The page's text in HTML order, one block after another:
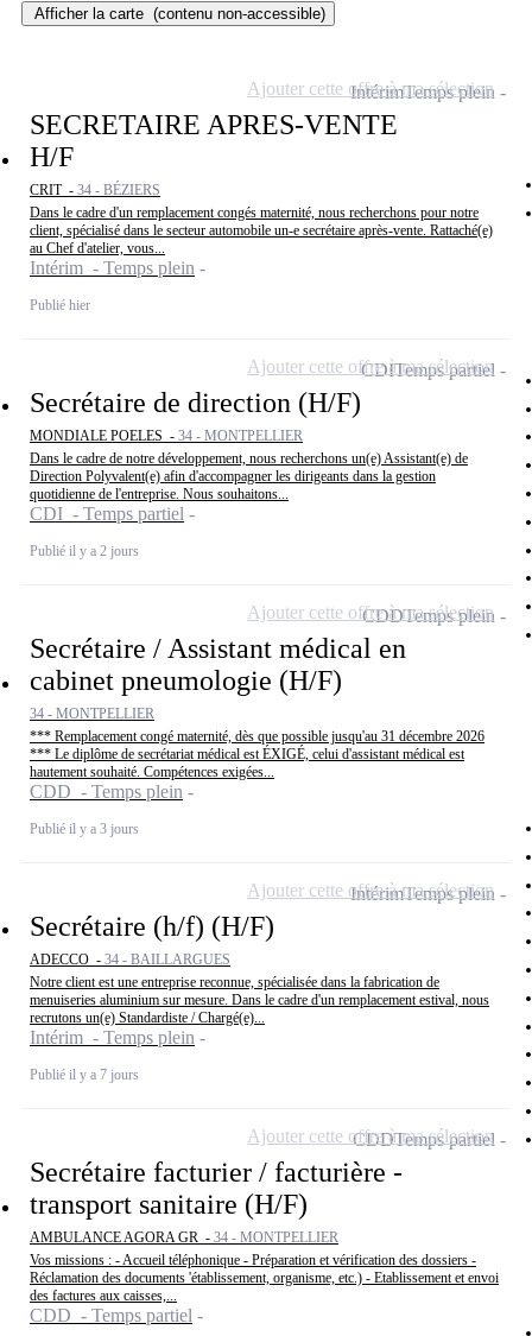
Afficher la carte (contenu non-accessible)
SECRETAIRE APRES-VENTE
H/F
CRIT - 34 - BÉZIERS
Dans le cadre d'un remplacement congés maternité, nous recherchons pour notre
client, spécialisé dans le secteur automobile un-e secrétaire après-vente. Rattaché(e)
au Chef d'atelier, vous...
Intérim - Temps plein
Publié hier
IntérimTemps plein
Ajouter cette offre à ma sélection
Secrétaire de direction (H/F)
MONDIALE POELES - 34 - MONTPELLIER
Dans le cadre de notre développement, nous recherchons un(e) Assistant(e) de
Direction Polyvalent(e) afin d'accompagner les dirigeants dans la gestion
quotidienne de l'entreprise. Nous souhaitons...
CDI - Temps partiel
Publié il y a 2 jours
CDITemps partiel
Ajouter cette offre à ma sélection
Secrétaire / Assistant médical en
cabinet pneumologie (H/F)
34 - MONTPELLIER
*** Remplacement congé maternité, dès que possible jusqu'au 31 décembre 2026
*** Le diplôme de secrétariat médical est ÉXIGÉ, celui d'assistant médical est
hautement souhaité. Compétences exigées...
CDD - Temps plein
Publié il y a 3 jours
CDDTemps plein
Ajouter cette offre à ma sélection
Secrétaire (h/f) (H/F)
ADECCO - 34 - BAILLARGUES
Notre client est une entreprise reconnue, spécialisée dans la fabrication de
menuiseries aluminium sur mesure. Dans le cadre d'un remplacement estival, nous
recrutons un(e) Standardiste / Chargé(e)...
Intérim - Temps plein
Publié il y a 7 jours
IntérimTemps plein
Ajouter cette offre à ma sélection
Secrétaire facturier / facturière -
transport sanitaire (H/F)
AMBULANCE AGORA GR - 34 - MONTPELLIER
Vos missions : - Accueil téléphonique - Préparation et vérification des dossiers -
Réclamation des documents 'établissement, organisme, etc.) - Etablissement et envoi
des factures aux caisses,...
CDD - Temps partiel
CDDTemps partiel
Ajouter cette offre à ma sélection